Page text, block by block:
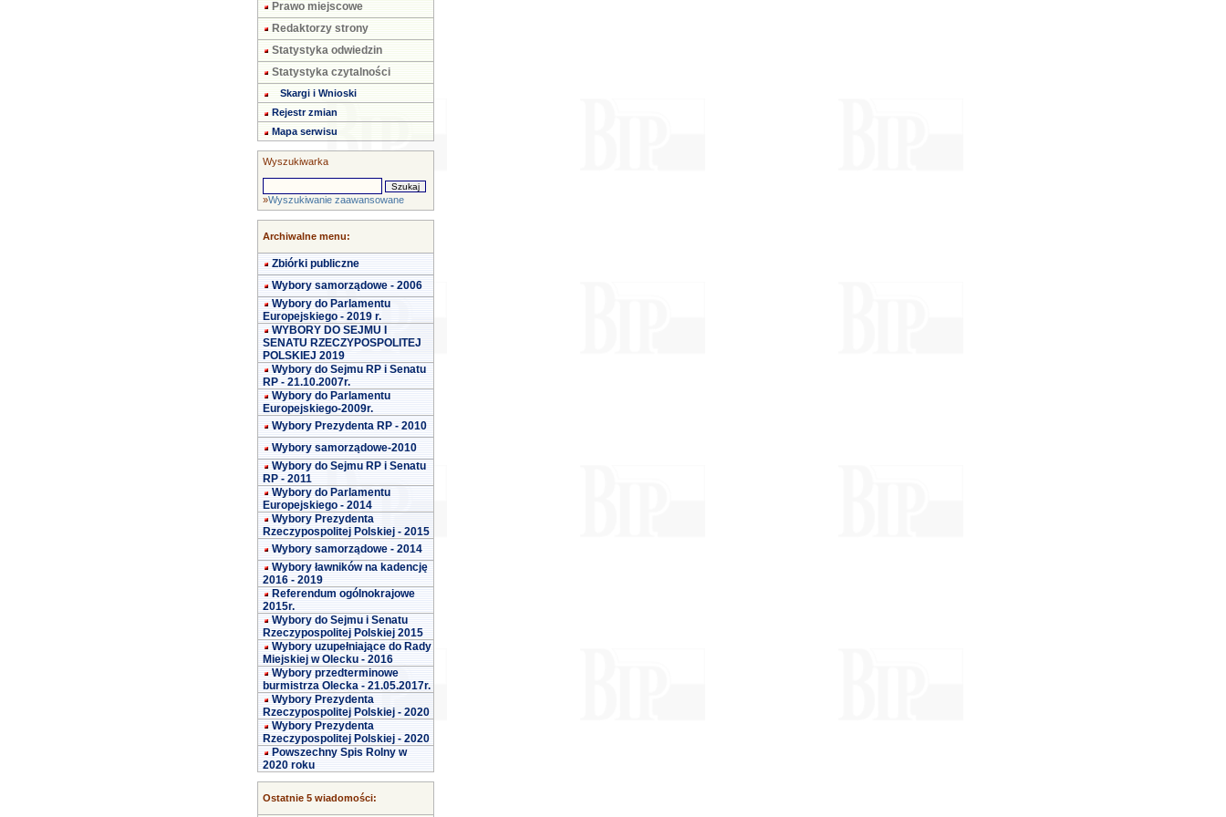
Prawo miejscowe
Redaktorzy strony
Statystyka odwiedzin
Statystyka czytalności
Skargi i Wnioski
Rejestr zmian
Mapa serwisu
Wyszukiwarka
»Wyszukiwanie zaawansowane
Archiwalne menu:
Zbiórki publiczne
Wybory samorządowe - 2006
Wybory do Parlamentu
Europejskiego - 2019 r.
WYBORY DO SEJMU I
SENATU RZECZYPOSPOLITEJ
POLSKIEJ 2019
Wybory do Sejmu RP i Senatu
RP - 21.10.2007r.
Wybory do Parlamentu
Europejskiego-2009r.
Wybory Prezydenta RP - 2010
Wybory samorządowe-2010
Wybory do Sejmu RP i Senatu
RP - 2011
Wybory do Parlamentu
Europejskiego - 2014
Wybory Prezydenta
Rzeczypospolitej Polskiej - 2015
Wybory samorządowe - 2014
Wybory ławników na kadencję
2016 - 2019
Referendum ogólnokrajowe
2015r.
Wybory do Sejmu i Senatu
Rzeczypospolitej Polskiej 2015
Wybory uzupełniające do Rady
Miejskiej w Olecku - 2016
Wybory przedterminowe
burmistrza Olecka - 21.05.2017r.
Wybory Prezydenta
Rzeczypospolitej Polskiej - 2020
Wybory Prezydenta
Rzeczypospolitej Polskiej - 2020
Powszechny Spis Rolny w
2020 roku
Ostatnie 5 wiadomości: